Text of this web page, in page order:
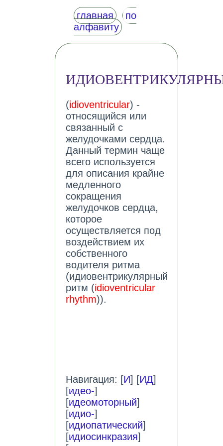
главная
по
алфавиту
(idioventricular) -
относящийся или
связанный с
желудочками сердца.
Данный термин чаще
всего используется
для описания крайне
медленного
сокращения
желудочков сердца,
которое
осуществляется под
воздействием их
собственного
водителя ритма
(идиовентрикулярный
ритм (idioventricular
rhythm)).
Навигация: [И] [ИД]
[идео-]
[идеомоторный]
[идио-]
[идиопатический]
[идиосинкразия]